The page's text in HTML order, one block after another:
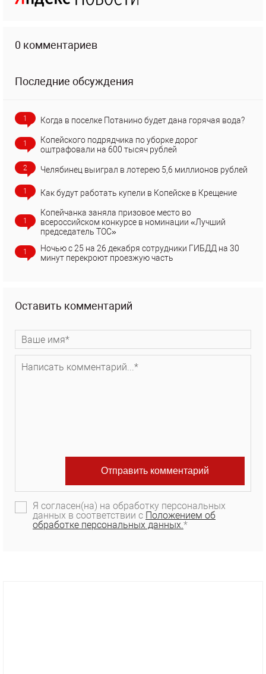
0 комментариев
Последние обсуждения
1 Когда в поселке Потанино будет дана горячая вода?
1
Копейского подрядчика по уборке дорог
оштрафовали на 600 тысяч рублей
2 Челябинец выиграл в лотерею 5,6 миллионов рублей
1 Как будут работать купели в Копейске в Крещение
1
Копейчанка заняла призовое место во
всероссийском конкурсе в номинации «Лучший
председатель ТОС»
1
Ночью с 25 на 26 декабря сотрудники ГИБДД на 30
минут перекроют проезжую часть
Оставить комментарий
Я согласен(на) на обработку персональных
данных в соответствии с Положением об
обработке персональных данных.*